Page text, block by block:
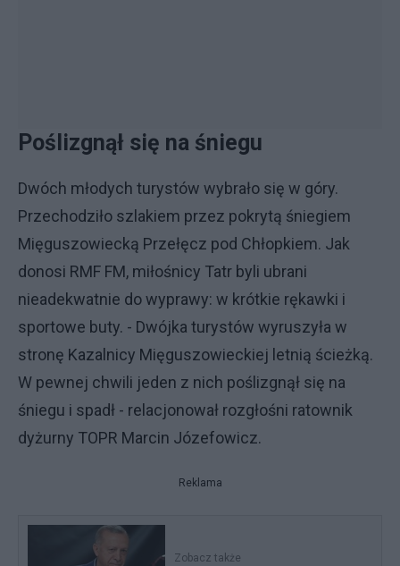
Poślizgnął się na śniegu
Dwóch młodych turystów wybrało się w góry.
Przechodziło szlakiem przez pokrytą śniegiem
Mięguszowiecką Przełęcz pod Chłopkiem. Jak
donosi RMF FM, miłośnicy Tatr byli ubrani
nieadekwatnie do wyprawy: w krótkie rękawki i
sportowe buty. - Dwójka turystów wyruszyła w
stronę Kazalnicy Mięguszowieckiej letnią ścieżką.
W pewnej chwili jeden z nich poślizgnął się na
śniegu i spadł - relacjonował rozgłośni ratownik
dyżurny TOPR Marcin Józefowicz.
Reklama
Zobacz także